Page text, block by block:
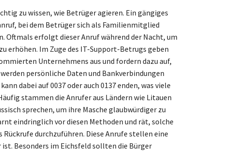
zu wissen, wie Betrüger agieren. Ein gängiges
bei dem Betrüger sich als Familienmitglied
Oftmals erfolgt dieser Anruf während der Nacht, um
erhöhen. Im Zuge des IT-Support-Betrugs geben
Unternehmens aus und fordern dazu auf,
persönliche Daten und Bankverbindungen
dabei auf 0037 oder auch 0137 enden, was viele
stammen die Anrufer aus Ländern wie Litauen
sprechen, um ihre Masche glaubwürdiger zu
eindringlich vor diesen Methoden und rät, solche
durchzuführen. Diese Anrufe stellen eine
Besonders im Eichsfeld sollten die Bürger